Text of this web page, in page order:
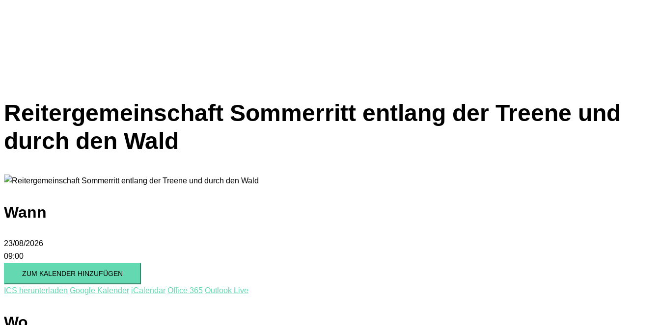
Reitergemeinschaft Sommerritt entlang der Treene und
durch den Wald
Wann
23/08/2026
09:00
ZUM KALENDER HINZUFÜGEN
ICS herunterladen Google Kalender iCalendar Office 365 Outlook Live